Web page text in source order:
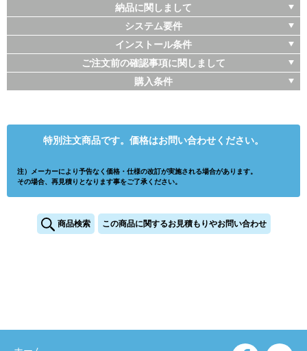
納品に関しまして
システム要件
インストール条件
ご注文前の確認事項に関しまして
購入条件
特別注文商品です。価格はお問い合わせください。
注）メーカーにより予告なく価格・仕様の改訂が実施される場合があります。
その場合、再見積りとなります事をご了承ください。
商品検索 この商品に関するお見積もりやお問い合わせ